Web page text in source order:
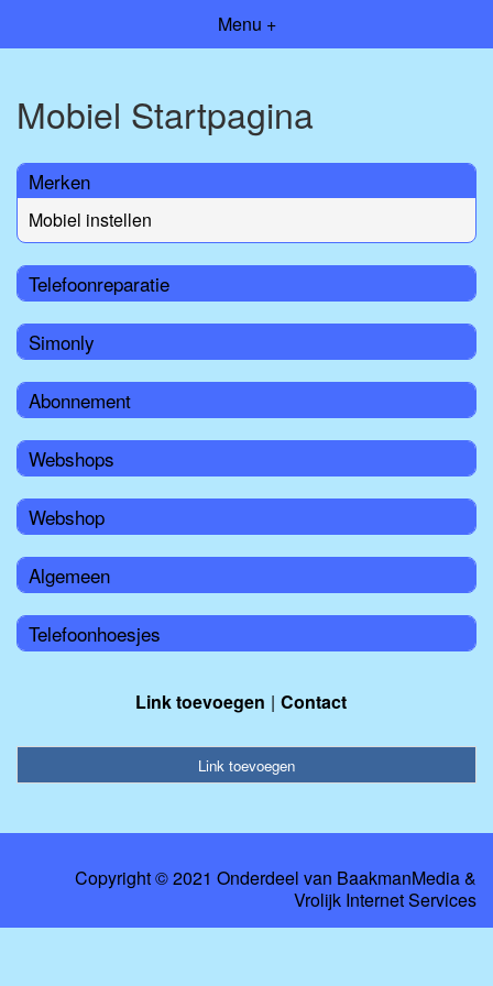
Menu +
Mobiel Startpagina
Merken
Mobiel instellen
Telefoonreparatie
Simonly
Abonnement
Webshops
Webshop
Algemeen
Telefoonhoesjes
Link toevoegen Contact
Link toevoegen
Copyright © 2021 Onderdeel van BaakmanMedia&
Vrolijk Internet Services